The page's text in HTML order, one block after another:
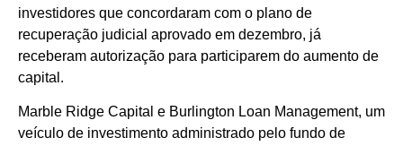
investidores que concordaram com o plano de
recuperação judicial aprovado em dezembro, já
receberam autorização para participarem do aumento de
capital.
Marble Ridge Capital e Burlington Loan Management, um
veículo de investimento administrado pelo fundo de